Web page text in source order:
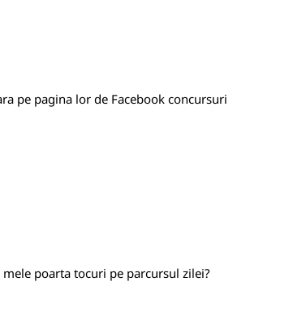
pe pagina lor de Facebook concursuri
poarta tocuri pe parcursul zilei?